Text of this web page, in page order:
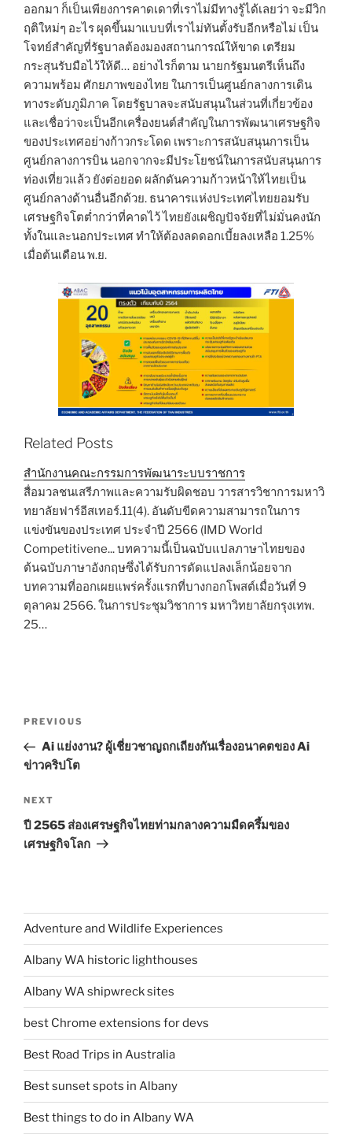
ออกมา ก็เป็นเพียงการคาดเดาที่เราไม่มีทางรู้ได้เลยว่า จะมีวิก
ฤติใหม่ๆ อะไร ผุดขึ้นมาแบบที่เราไม่ทันตั้งรับอีกหรือไม่ เป็น
โจทย์สำคัญที่รัฐบาลต้องมองสถานการณ์ให้ขาด เตรียม
กระสุนรับมือไว้ให้ดี… อย่างไรก็ตาม นายกรัฐมนตรีเห็นถึง
ความพร้อม ศักยภาพของไทย ในการเป็นศูนย์กลางการเดิน
ทางระดับภูมิภาค โดยรัฐบาลจะสนับสนุนในส่วนที่เกี่ยวข้อง
และเชื่อว่าจะเป็นอีกเครื่องยนต์สำคัญในการพัฒนาเศรษฐกิจ
ของประเทศอย่างก้าวกระโดด เพราะการสนับสนุนการเป็น
ศูนย์กลางการบิน นอกจากจะมีประโยชน์ในการสนับสนุนการ
ท่องเที่ยวแล้ว ยังต่อยอด ผลักดันความก้าวหน้าให้ไทยเป็น
ศูนย์กลางด้านอื่นอีกด้วย. ธนาคารแห่งประเทศไทยยอมรับ
เศรษฐกิจโตต่ำกว่าที่คาดไว้ ไทยยังเผชิญปัจจัยที่ไม่มั่นคงนัก
ทั้งในและนอกประเทศ ทำให้ต้องลดดอกเบี้ยลงเหลือ 1.25%
เมื่อต้นเดือน พ.ย.
Related Posts
สำนักงานคณะกรรมการพัฒนาระบบราชการ
สื่อมวลชนเสรีภาพและความรับผิดชอบ วารสารวิชาการมหาวิ
ทยาลัยฟาร์อีสเทอร์.11(4). อันดับขีดความสามารถในการ
แข่งขันของประเทศ ประจำปี 2566 (IMD World
Competitivene... บทความนี้เป็นฉบับแปลภาษาไทยของ
ต้นฉบับภาษาอังกฤษซึ่งได้รับการดัดแปลงเล็กน้อยจาก
บทความที่ออกเผยแพร่ครั้งแรกที่บางกอกโพสต์เมื่อวันที่ 9
ตุลาคม 2566. ในการประชุมวิชาการ มหาวิทยาลัยกรุงเทพ.
25…
Previous
Post
PREVIOUS
Ai แย่งงาน? ผู้เชี่ยวชาญถกเถียงกันเรื่องอนาคตของ Ai
ข่าวคริปโต
Next
Post
NEXT
ปี 2565 ส่องเศรษฐกิจไทยท่ามกลางความมืดครึ้มของ
เศรษฐกิจโลก
Adventure and Wildlife Experiences
Albany WA historic lighthouses
Albany WA shipwreck sites
best Chrome extensions for devs
Best Road Trips in Australia
Best sunset spots in Albany
Best things to do in Albany WA